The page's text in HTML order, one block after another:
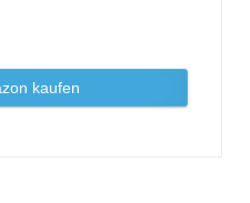
kaufen